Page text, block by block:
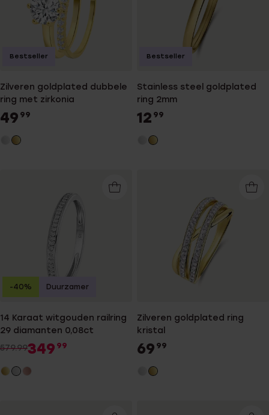
Zilveren goldplated dubbele
ring met zirkonia
49 99
Bestseller
Stainless steel goldplated
ring 2mm
12 99
Bestseller
14 Karaat witgouden railring
29 diamanten 0,08ct
579.99349 99
-40% Duurzamer
Zilveren goldplated ring
kristal
69 99